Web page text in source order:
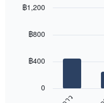
with
0
฿400
฿800
฿1,200